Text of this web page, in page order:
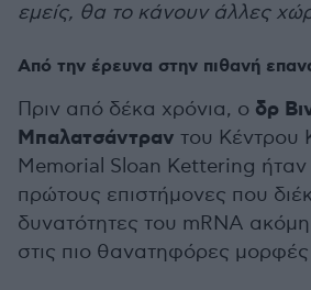
εμείς, θα το κάνουν άλλες
Από την έρευνα στην πιθανή
Πριν από δέκα χρόνια, ο δρ
Μπαλατσάντραν του Κέντρου
Memorial Sloan Kettering
πρώτους επιστήμονες που
δυνατότητες του mRNA ακόμη
στις πιο θανατηφόρες μορφές